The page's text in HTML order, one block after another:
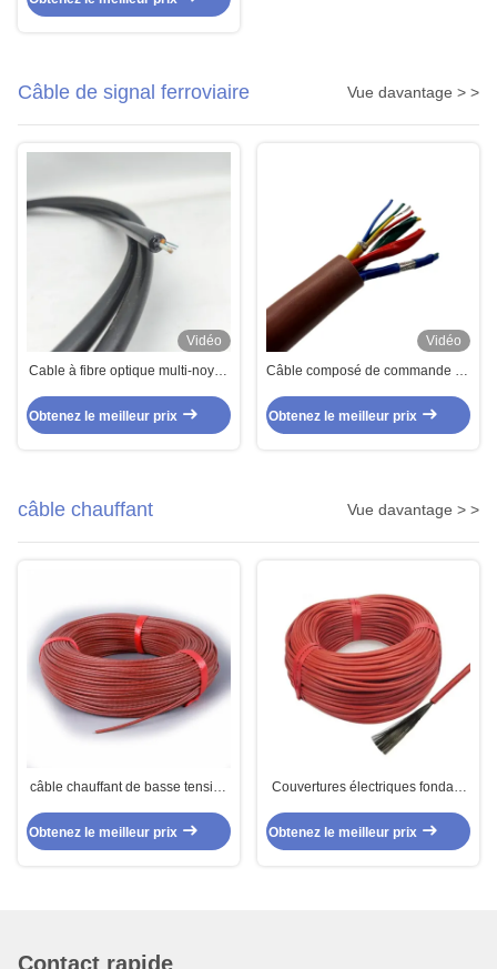
Câble de signal ferroviaire Vue davantage > >
Vidéo
Cable à fibre optique multi-noyau
fibres
Obtenez le meilleur prix
Vidéo
Câble composé de commande de
ferroviaires de noyau
Obtenez le meilleur prix
câble chauffant Vue davantage > >
câble chauffant de basse tension
24V 36V 48V pour l'équipement
Obtenez le meilleur prix
Couvertures électriques fondant
de carbone de câble chauffant
Obtenez le meilleur prix
Contact rapide